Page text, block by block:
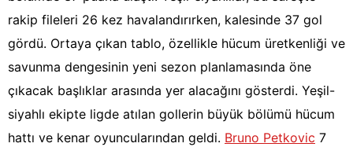
rakip fileleri 26 kez havalandırırken, kalesinde 37 gol
gördü. Ortaya çıkan tablo, özellikle hücum üretkenliği ve
savunma dengesinin yeni sezon planlamasında öne
çıkacak başlıklar arasında yer alacağını gösterdi. Yeşil-
siyahlı ekipte ligde atılan gollerin büyük bölümü hücum
hattı ve kenar oyuncularından geldi. Bruno Petkovic 7